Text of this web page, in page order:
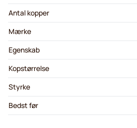
Antal kopper
Mærke
Egenskab
Kopstørrelse
Styrke
Bedst før